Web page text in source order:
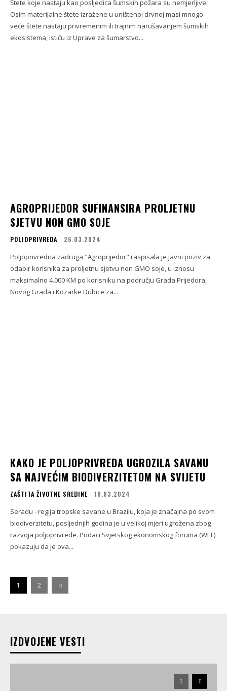
Štete koje nastaju kao posljedica šumskih požara su nemjerljive.
Osim materijalne štete izražene u uništenoj drvnoj masi mnogo
veće štete nastaju privremenim ili trajnim narušavanjem šumskih
ekosistema, ističu iz Uprave za šumarstvo...
AGROPRIJEDOR SUFINANSIRA PROLJETNU
SJETVU NON GMO SOJE
POLJOPRIVREDA 26.03.2024
Poljoprivredna zadruga "Agroprijedor" raspisala je javni poziv za
odabir korisnika za proljetnu sjetvu non GMO soje, u iznosu
maksimalno 4.000 KM po korisniku na području Grada Prijedora,
Novog Grada i Kozarke Dubice za...
KAKO JE POLJOPRIVREDA UGROZILA SAVANU
SA NAJVEĆIM BIODIVERZITETOM NA SVIJETU
ZAŠTITA ŽIVOTNE SREDINE 10.03.2024
Seradu - regija tropske savane u Brazilu, koja je značajna po svom
biodiverzitetu, posljednjih godina je u velikoj mjeri ugrožena zbog
razvoja poljoprivrede. Podaci Svjetskog ekonomskog foruma (WEF)
pokazuju da je ova...
1 2
IZDVOJENE VESTI